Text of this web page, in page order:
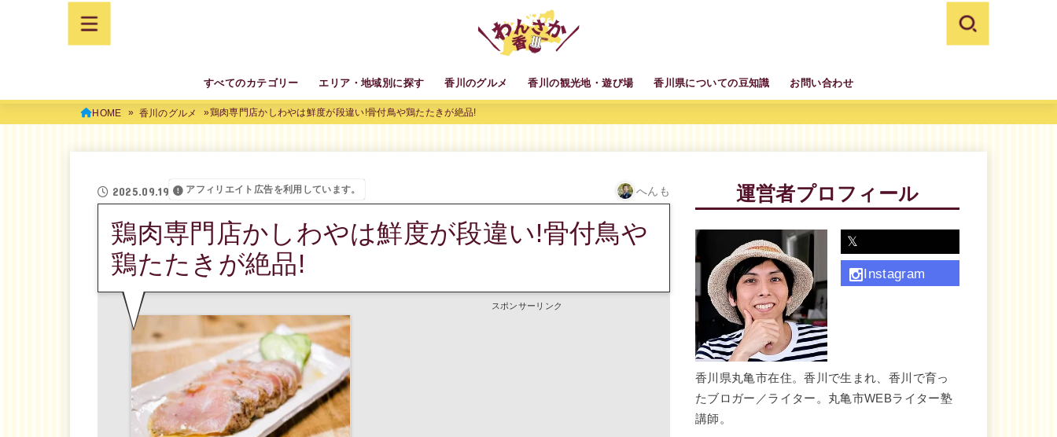
すべてのカテゴリー エリア・地域別に探す 香川のグルメ 香川の観光地・遊び場 香川県についての豆知識 お問い合わせ
HOME 香川のグルメ 鶏肉専門店かしわやは鮮度が段違い!骨付鳥や鶏たたきが絶品!
2025.09.19 アフィリエイト広告を利用しています。 へんも
鶏肉専門店かしわやは鮮度が段違い!骨付鳥や
鶏たたきが絶品!
スポンサーリンク
運営者プロフィール
𝕏
Instagram
香川県丸亀市在住。香川で生まれ、香川で育っ
たブロガー／ライター。丸亀市WEBライター塾
講師。